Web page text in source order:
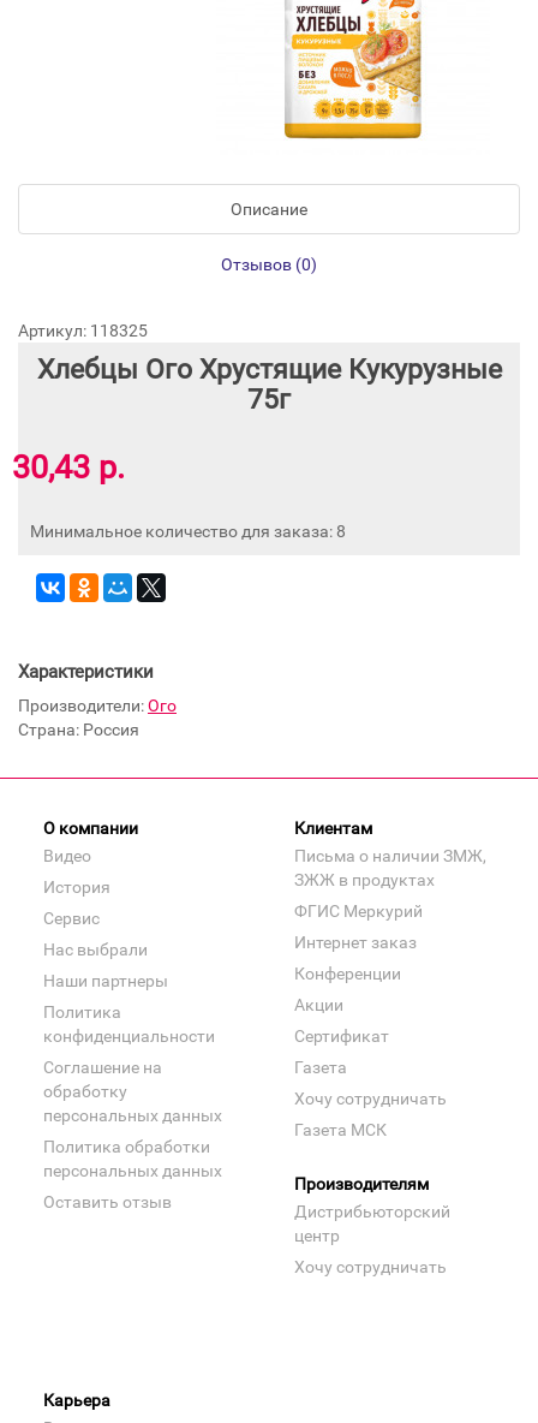
Описание
Отзывов (0)
Артикул: 118325
Хлебцы Ого Хрустящие Кукурузные
75г
30,43 р.
Минимальное количество для заказа: 8
Характеристики
Производители:Ого
Страна: Россия
О компании
Видео
История
Сервис
Нас выбрали
Наши партнеры
Политика
конфиденциальности
Соглашение на
обработку
персональных данных
Политика обработки
персональных данных
Оставить отзыв
Клиентам
Письма о наличии ЗМЖ,
ЗЖЖ в продуктах
ФГИС Меркурий
Интернет заказ
Конференции
Акции
Сертификат
Газета
Хочу сотрудничать
Газета МСК
Производителям
Дистрибьюторский
центр
Хочу сотрудничать
Карьера